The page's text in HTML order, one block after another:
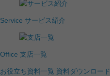
Service サービス紹介
Office 支店一覧
お役立ち資料一覧 資料ダウンロード